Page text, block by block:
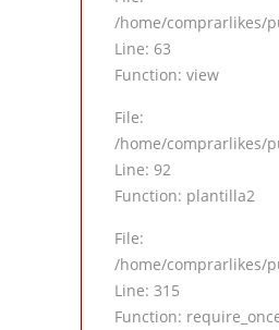
/home/comprarlikes/
Line: 63
Function: view
File:
/home/comprarlikes/
Line: 92
Function: plantilla2
File:
/home/comprarlikes/
Line: 315
Function: